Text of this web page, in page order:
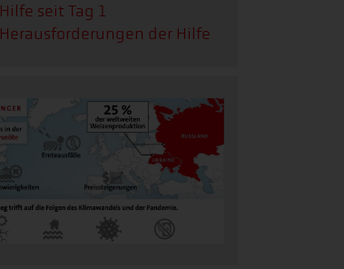
Hilfe seit Tag 1
Herausforderungen der Hilfe